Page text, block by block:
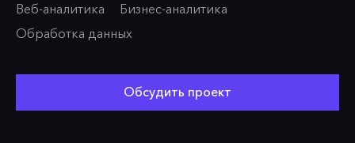
Веб-аналитика
Бизнес-аналитика
Обработка данных
Обсудить проект